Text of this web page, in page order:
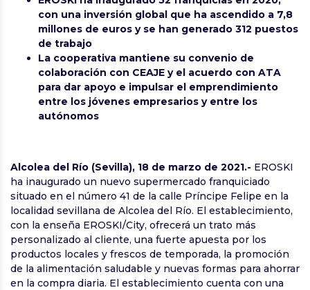
con una inversión global que ha ascendido a 7,8
millones de euros y se han generado 312 puestos
de trabajo
La cooperativa mantiene su convenio de
colaboración con CEAJE y el acuerdo con ATA
para dar apoyo e impulsar el emprendimiento
entre los jóvenes empresarios y entre los
autónomos
Alcolea del Río (Sevilla), 18 de marzo de 2021.- EROSKI
ha inaugurado un nuevo supermercado franquiciado
situado en el número 41 de la calle Príncipe Felipe en la
localidad sevillana de Alcolea del Río. El establecimiento,
con la enseña EROSKI/City, ofrecerá un trato más
personalizado al cliente, una fuerte apuesta por los
productos locales y frescos de temporada, la promoción
de la alimentación saludable y nuevas formas para ahorrar
en la compra diaria. El establecimiento cuenta con una